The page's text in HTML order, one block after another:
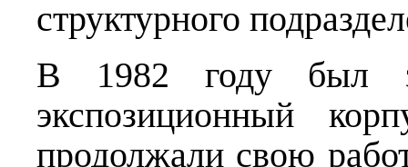
структурного
В 1982 году был
экспозиционный
продолжали свою